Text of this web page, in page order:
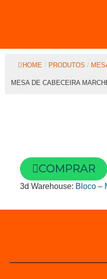
HOME / PRODUTOS /
MESA DE CABECEIRA
COMPRAR
3d Warehouse: Bloco –